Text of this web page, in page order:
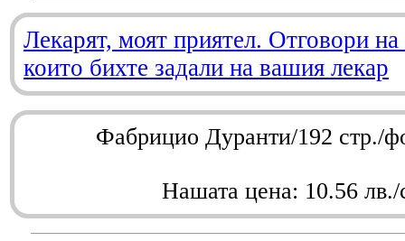
Лекарят, моят приятел. Отговори
които бихте задали на вашия лекар
Фабрицио Дуранти/192 стр./
Нашата цена: 10.56 лв./